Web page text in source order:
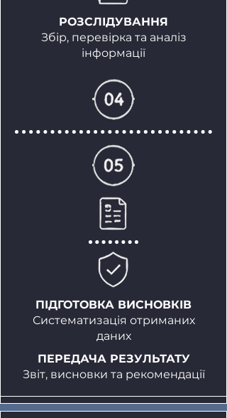
РОЗСЛІДУВАННЯ
Збір, перевірка та аналіз
інформації
ПІДГОТОВКА ВИСНОВКІВ
Систематизація отриманих
даних
ПЕРЕДАЧА РЕЗУЛЬТАТУ
Звіт, висновки та рекомендації